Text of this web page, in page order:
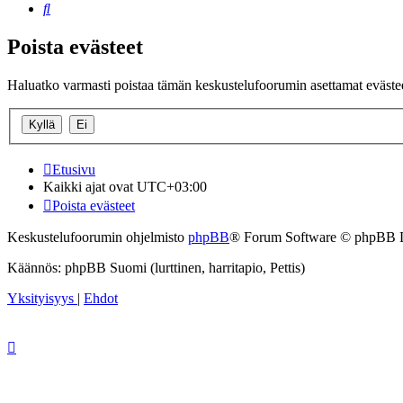
Etsi
Poista evästeet
Haluatko varmasti poistaa tämän keskustelufoorumin asettamat
Etusivu
Kaikki ajat ovat UTC+03:00
Poista evästeet
Keskustelufoorumin ohjelmisto phpBB® Forum Software © phpBB
Käännös: phpBB Suomi (lurttinen, harritapio, Pettis)
Yksityisyys | Ehdot